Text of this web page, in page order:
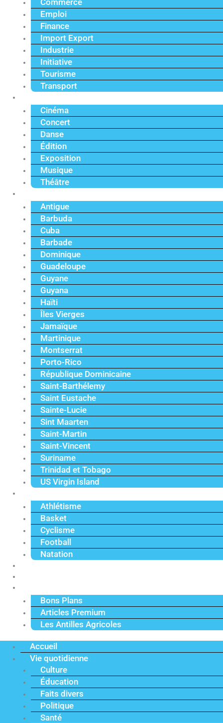
Commerce
Emploi
Finance
Import Export
Industrie
Initiative
Tourisme
Transport
Cinéma
Concert
Danse
Édition
Exposition
Musique
Théâtre
Antigue
Barbuda
Cuba
Barbade
Dominique
Guadeloupe
Guyane
Guyana
Haïti
Îles Vierges
Jamaïque
Martinique
Montserrat
Porto-Rico
République Dominicaine
Saint-Barthélemy
Saint Eustache
Sainte-Lucie
Sint Maarten
Saint-Martin
Saint-Vincent
Suriname
Trinidad et Tobago
US Virgin Island
Athlétisme
Basket
Cyclisme
Football
Natation
Bons Plans
Articles Premium
Les Antilles Agricoles
Accueil
Vie quotidienne
Culture
Éducation
Faits divers
Politique
Santé